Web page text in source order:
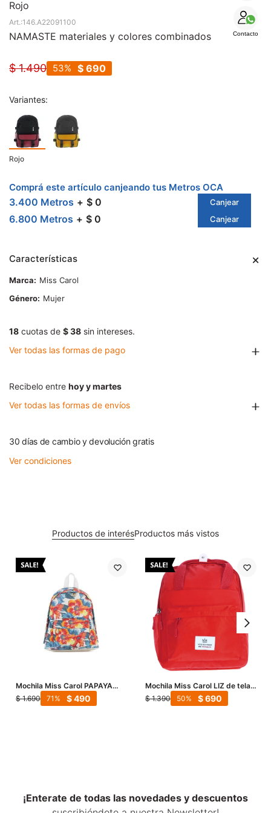
Rojo
Contacto
146.A22091100
NAMASTE materiales y colores combinados
$ 1.490 $ 690
53
Variantes:
Rojo
Comprá este artículo canjeando tus Metros OCA
3.400 Metros $ 0 Canjear
6.800 Metros $ 0 Canjear
Características
Marca
Miss Carol
Género
Mujer
18 cuotas de $ 38 sin intereses.
Ver todas las formas de pago
Recibelo entre hoy y martes
Ver todas las formas de envíos
30 días de cambio y devolución gratis
Ver condiciones
Productos de interésProductos más vistos
Mochila Miss Carol PAPAYA
estampada - Rojo - Blanco -
Azul Marino
$ 1.690 $490
71
Mochila Miss Carol LIZ de tela -
Rojo
$ 1.390 $690
50
¡Enterate de todas las novedades y descuentos